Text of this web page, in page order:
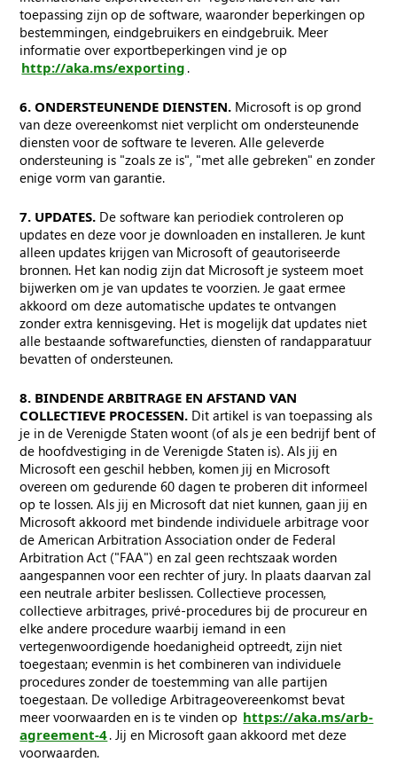
toepassing zijn op de software, waaronder beperkingen op
bestemmingen, eindgebruikers en eindgebruik. Meer
informatie over exportbeperkingen vind je op
http://aka.ms/exporting .
6. ONDERSTEUNENDE DIENSTEN. Microsoft is op grond
van deze overeenkomst niet verplicht om ondersteunende
diensten voor de software te leveren. Alle geleverde
ondersteuning is "zoals ze is", "met alle gebreken" en zonder
enige vorm van garantie.
7. UPDATES. De software kan periodiek controleren op
updates en deze voor je downloaden en installeren. Je kunt
alleen updates krijgen van Microsoft of geautoriseerde
bronnen. Het kan nodig zijn dat Microsoft je systeem moet
bijwerken om je van updates te voorzien. Je gaat ermee
akkoord om deze automatische updates te ontvangen
zonder extra kennisgeving. Het is mogelijk dat updates niet
alle bestaande softwarefuncties, diensten of randapparatuur
bevatten of ondersteunen.
8. BINDENDE ARBITRAGE EN AFSTAND VAN
COLLECTIEVE PROCESSEN. Dit artikel is van toepassing als
je in de Verenigde Staten woont (of als je een bedrijf bent of
de hoofdvestiging in de Verenigde Staten is). Als jij en
Microsoft een geschil hebben, komen jij en Microsoft
overeen om gedurende 60 dagen te proberen dit informeel
op te lossen. Als jij en Microsoft dat niet kunnen, gaan jij en
Microsoft akkoord met bindende individuele arbitrage voor
de American Arbitration Association onder de Federal
Arbitration Act ("FAA") en zal geen rechtszaak worden
aangespannen voor een rechter of jury. In plaats daarvan zal
een neutrale arbiter beslissen. Collectieve processen,
collectieve arbitrages, privé-procedures bij de procureur en
elke andere procedure waarbij iemand in een
vertegenwoordigende hoedanigheid optreedt, zijn niet
toegestaan; evenmin is het combineren van individuele
procedures zonder de toestemming van alle partijen
toegestaan. De volledige Arbitrageovereenkomst bevat
meer voorwaarden en is te vinden op https://aka.ms/arb-
agreement-4. Jij en Microsoft gaan akkoord met deze
voorwaarden.